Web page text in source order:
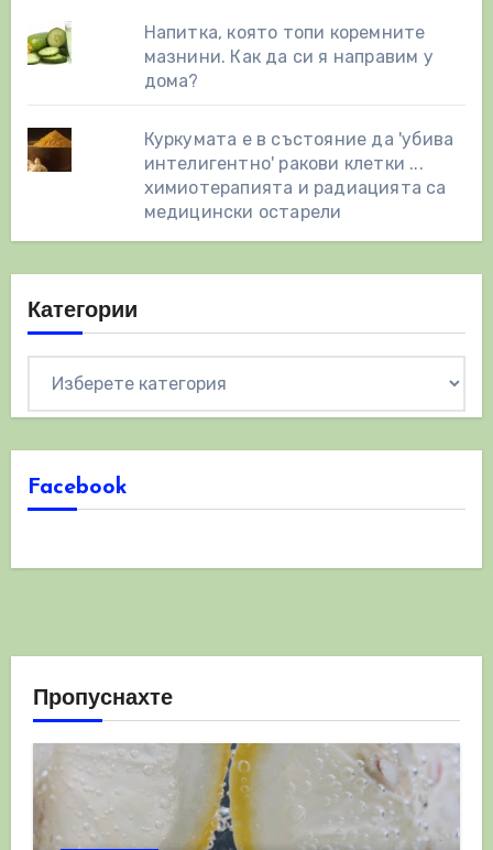
Напитка, която топи коремните
мазнини. Как да си я направим у
дома?
Куркумата е в състояние да 'убива
интелигентно' ракови клетки ...
химиотерапията и радиацията са
медицински остарели
Категории
Facebook
Пропуснахте